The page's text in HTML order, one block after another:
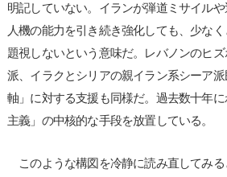
明記していない。イランが弾道ミサイル
人機の能力を引き続き強化しても、少な
題視しないという意味だ。レバノンのヒ
派、イラクとシリアの親イラン系シーア
軸」に対する支援も同様だ。過去数十年
主義」の中核的な手段を放置している。
このような構図を冷静に読み直してみ